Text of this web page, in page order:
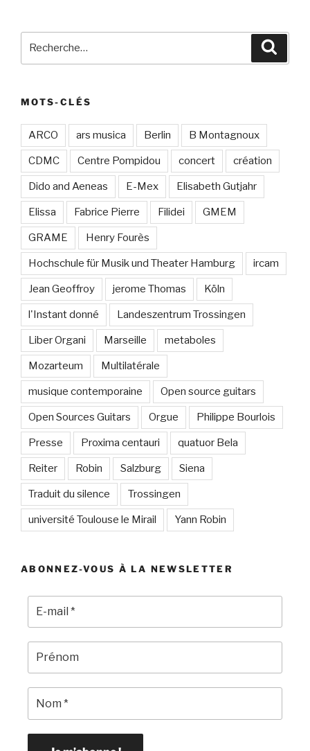
MOTS-CLÉS
ARCO ars musica Berlin B Montagnoux
CDMC Centre Pompidou concert création
Dido and Aeneas E-Mex Elisabeth Gutjahr
Elissa Fabrice Pierre Filidei GMEM
GRAME Henry Fourès
Hochschule für Musik und Theater Hamburg ircam
Jean Geoffroy jerome Thomas Köln
l'Instant donné Landeszentrum Trossingen
Liber Organi Marseille metaboles
Mozarteum Multilatérale
musique contemporaine Open source guitars
Open Sources Guitars Orgue Philippe Bourlois
Presse Proxima centauri quatuor Bela
Reiter Robin Salzburg Siena
Traduit du silence Trossingen
université Toulouse le Mirail Yann Robin
ABONNEZ-VOUS À LA NEWSLETTER